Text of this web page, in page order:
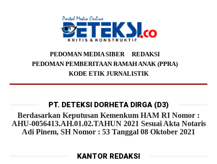
PEDOMAN MEDIA SIBER
REDAKSI
PEDOMAN PEMBERITAAN RAMAH ANAK (PPRA)
KODE ETIK JURNALISTIK
PT. DETEKSI DORHETA DIRGA (D3)
Berdasarkan Keputusan Kemenkum HAM RI Nomor :
AHU-0056413.AH.01.02.TAHUN 2021 Sesuai Akta Notaris
Adi Pinem, SH Nomor : 53 Tanggal 08 Oktober 2021
KANTOR REDAKSI